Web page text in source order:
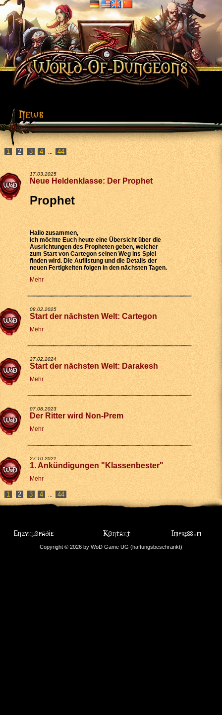
1 3 4 ... 44
17.03.2025
Neue Heldenklasse: Der Prophet
Prophet
Hallo zusammen,
ich möchte Euch heute eine Übersicht über die
Ausrichtungen des Propheten geben, welcher
zum Start von Cartegon seinen Weg ins Spiel
finden wird. Die Auflistung und die Details der
neuen Fertigkeiten folgen in den nächsten Tagen.
Mehr
08.02.2025
Start der nächsten Welt: Cartegon
Mehr
27.02.2024
Start der nächsten Welt: Darakesh
Mehr
07.08.2023
Der Ritter wird Non-Prem
Mehr
27.10.2021
1. Ankündigungen "Klassenbester"
Mehr
1 3 4 44
Copyright © 2026 by WoD Game UG (haftungsbeschränkt)